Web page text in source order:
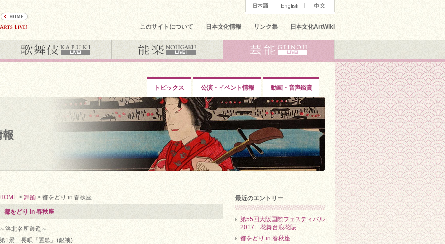
このサイトについて 日本文化情報 リンク集 日本文化ArtWiki
トピックス 公演・イベント情報 動画・音声鑑賞
報
HOME > 舞踊 > 都をどり in 春秋座
都をどり in 春秋座
～洛北名所逍遥～
第1景 長唄『置歌』(銀襖)
最近のエントリー
第55回大阪国際フェスティバル
2017 花舞台浪花賑
都をどり in 春秋座